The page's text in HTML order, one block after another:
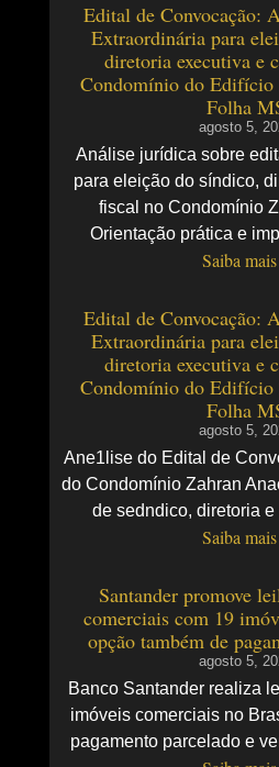
Edital de Convocação:
Extraordinária para
diretoria executiva e
Condomínio do Edifício
Folha
agosto 5,
Análise jurídica sobre
para eleição do síndico,
fiscal no Condomínio
Orientação prática e
Saiba
Edital de Convocação:
Extraordinária para
diretoria executiva e
Condomínio do Edifício
Folha
agosto 5,
Ane1lise do Edital de
do Condomínio Zahran
de sedndico, diretoria
Saiba
Santander promove
comerciais com 19
opção também de
agosto 5,
Banco Santander realiza
imóveis comerciais no
pagamento parcelado e